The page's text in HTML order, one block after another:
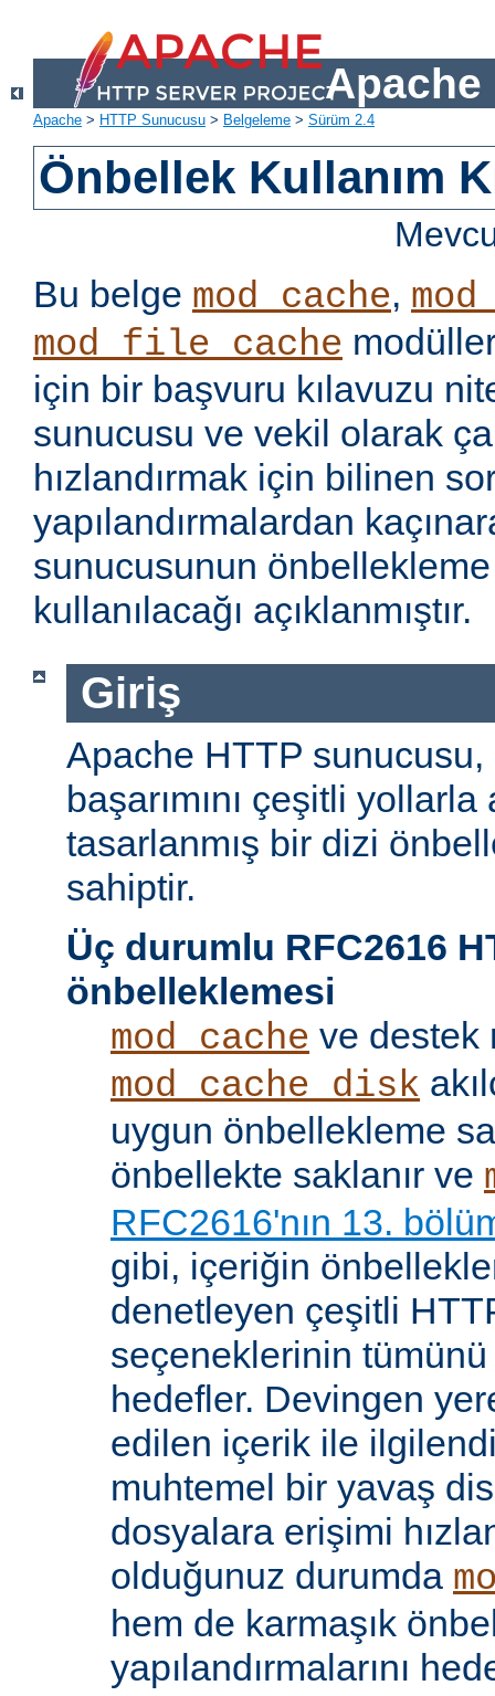
Apache
Apache > HTTP Sunucusu > Belgeleme > Sürüm 2.4
Önbellek Kullanım
Bu belge mod_cache,
mod_file_cache
için bir başvuru kılavuzu
sunucusu ve vekil olarak
hızlandırmak için bilinen
yapılandırmalardan
sunucusunun
kullanılacağı açıklanmıştır.
Giriş
Apache HTTP
başarımını çeşitli
tasarlanmış bir dizi
sahiptir.
Üç durumlu RFC2616
önbelleklemesi
mod_cache ve destek
mod_cache_disk
uygun önbellekleme
önbellekte saklanır ve
RFC2616'nın 13.
gibi, içeriğin
denetleyen çeşitli
seçeneklerinin tümünü
hedefler. Devingen
edilen içerik ile
muhtemel bir yavaş
dosyalara erişimi
olduğunuz durumda
hem de karmaşık
yapılandırmalarını